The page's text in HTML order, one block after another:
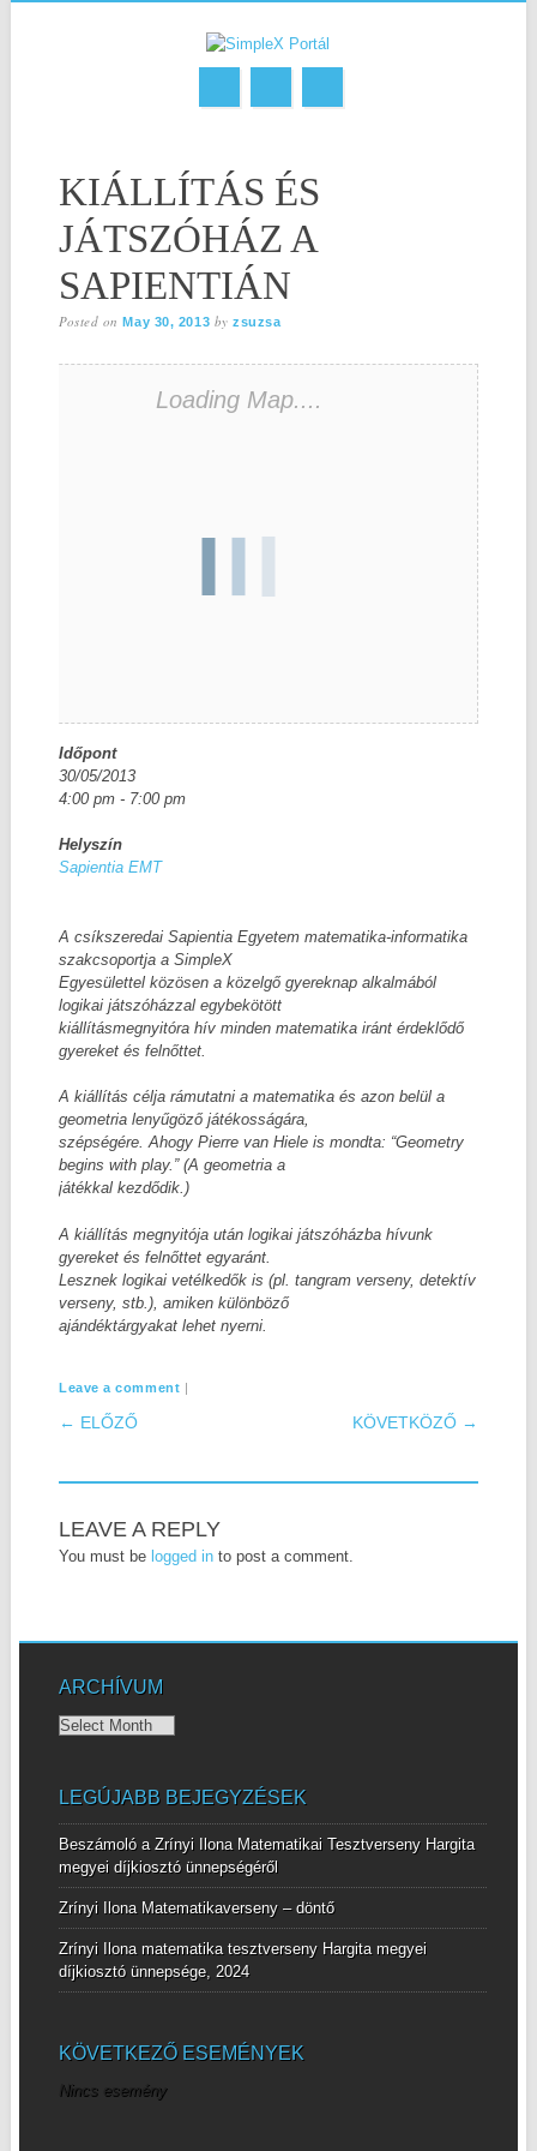
content
KIÁLLÍTÁS ÉS
JÁTSZÓHÁZ A
SAPIENTIÁN
Posted onMay 30, 2013 byzsuzsa
Loading Map....
Időpont
30/05/2013
4:00 pm - 7:00 pm
Helyszín
Sapientia EMT
A csíkszeredai Sapientia Egyetem matematika-informatika
szakcsoportja a SimpleX
Egyesülettel közösen a közelgő gyereknap alkalmából
logikai játszóházzal egybekötött
kiállításmegnyitóra hív minden matematika iránt érdeklődő
gyereket és felnőttet.
A kiállítás célja rámutatni a matematika és azon belül a
geometria lenyűgöző játékosságára,
szépségére. Ahogy Pierre van Hiele is mondta: “Geometry
begins with play.” (A geometria a
játékkal kezdődik.)
A kiállítás megnyitója után logikai játszóházba hívunk
gyereket és felnőttet egyaránt.
Lesznek logikai vetélkedők is (pl. tangram verseny, detektív
verseny, stb.), amiken különböző
ajándéktárgyakat lehet nyerni.
Leave a comment |
POST NAVIGATION
← ELŐZŐ KÖVETKÖZŐ →
LEAVE A REPLY
You must be logged into post a comment.
ARCHÍVUM
Archívum
LEGÚJABB BEJEGYZÉSEK
Beszámoló a Zrínyi Ilona Matematikai Tesztverseny Hargita
megyei díjkiosztó ünnepségéről
Zrínyi Ilona Matematikaverseny – döntő
Zrínyi Ilona matematika tesztverseny Hargita megyei
díjkiosztó ünnepsége, 2024
KÖVETKEZŐ ESEMÉNYEK
Nincs esemény